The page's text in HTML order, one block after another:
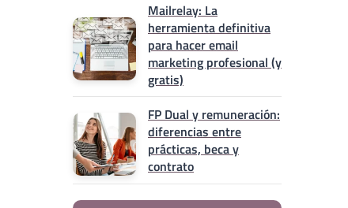
Mailrelay: La
herramienta definitiva
para hacer email
marketing profesional (y
gratis)
FP Dual y remuneración:
diferencias entre
prácticas, beca y
contrato